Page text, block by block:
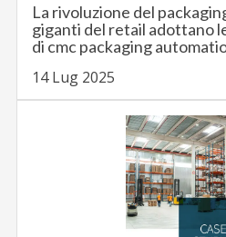
La rivoluzione del
giganti del retail adottano
di cmc packaging
14 Lug 2025